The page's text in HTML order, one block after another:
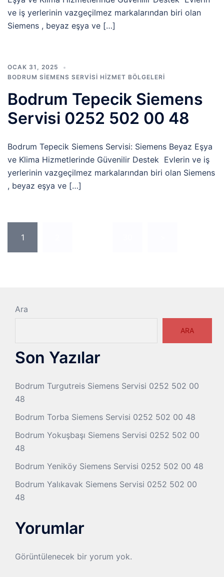
ve iş yerlerinin vazgeçilmez markalarından biri olan
Siemens , beyaz eşya ve […]
OCAK 31, 2025
BODRUM SIEMENS SERVISI HIZMET BÖLGELERI
Bodrum Tepecik Siemens
Servisi 0252 502 00 48
Bodrum Tepecik Siemens Servisi: Siemens Beyaz Eşya
ve Klima Hizmetlerinde Güvenilir Destek Evlerin ve iş
yerlerinin vazgeçilmez markalarından biri olan Siemens
, beyaz eşya ve […]
sayfalaması
1
Ara
ARA
Son Yazılar
Bodrum Turgutreis Siemens Servisi 0252 502 00
48
Bodrum Torba Siemens Servisi 0252 502 00 48
Bodrum Yokuşbaşı Siemens Servisi 0252 502 00
48
Bodrum Yeniköy Siemens Servisi 0252 502 00 48
Bodrum Yalıkavak Siemens Servisi 0252 502 00
48
Yorumlar
Görüntülenecek bir yorum yok.